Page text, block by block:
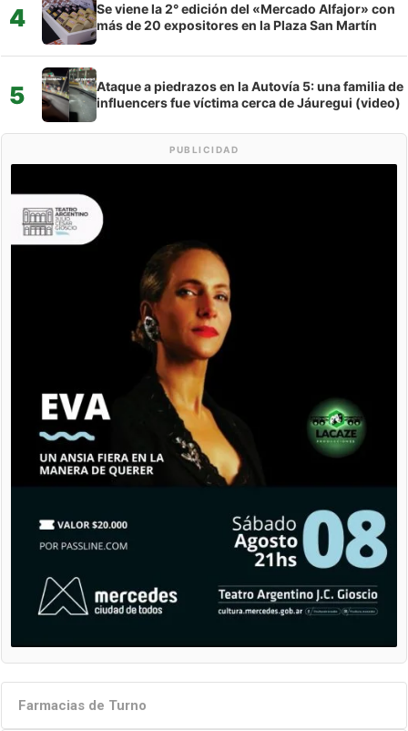
4
Se viene la 2° edición del «Mercado Alfajor» con
más de 20 expositores en la Plaza San Martín
5
Ataque a piedrazos en la Autovía 5: una familia de
influencers fue víctima cerca de Jáuregui (video)
PUBLICIDAD
Farmacias de Turno